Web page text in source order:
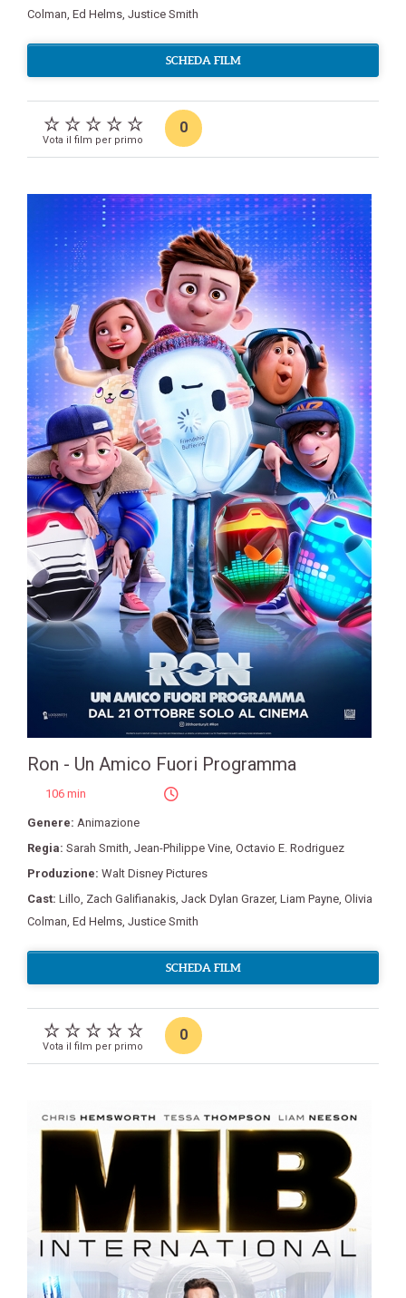
Colman, Ed Helms, Justice Smith
SCHEDA FILM
Vota il film per primo
0
Ron - Un Amico Fuori Programma
106 min
Genere: Animazione
Regia: Sarah Smith Jean-Philippe Vine Octavio E. Rodriguez
Produzione: Walt Disney Pictures
Cast: Lillo Zach Galifianakis Jack Dylan Grazer, Liam Payne Olivia
Colman Ed Helms Justice Smith
SCHEDA FILM
Vota il film per primo
0